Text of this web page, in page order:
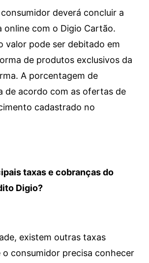
deverá concluir a
online com o Digio Cartão.
valor pode ser debitado em
de produtos exclusivos da
A porcentagem de
de acordo com as ofertas de
cadastrado no
taxas e cobranças do
Digio?
existem outras taxas
o consumidor precisa conhecer